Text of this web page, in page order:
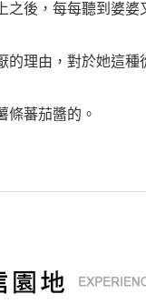
之後，每每聽到婆婆
的理由，對於她這種
條蕃茄醬的。